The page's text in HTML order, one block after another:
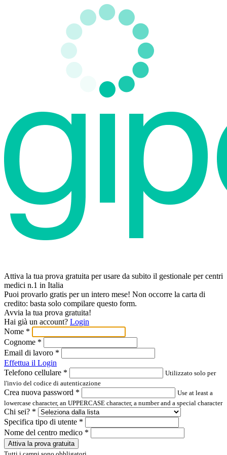
Attiva la tua prova gratuita per usare da subito il gestionale per centri
medici n.1 in Italia
Puoi provarlo gratis per un intero mese! Non occorre la carta di
credito: basta solo compilare questo form.
Avvia la tua prova gratuita!
Hai già un account? Login
Nome *
Cognome *
Email di lavoro *
Effettua il Login
Telefono cellulare *
Utilizzato solo per
l'invio del codice di autenticazione
Crea nuova password *
Use at least a
lowercase character, an UPPERCASE character, a number and a special character
Chi sei? *
Specifica tipo di utente *
Nome del centro medico *
Attiva la prova gratuita